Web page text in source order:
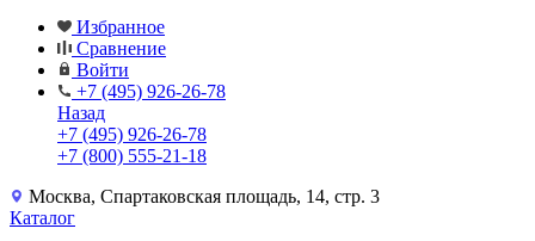
Избранное
Сравнение
Войти
+7 (495) 926-26-78
Назад
+7 (495) 926-26-78
+7 (800) 555-21-18
Москва, Спартаковская площадь, 14, стр. 3
Каталог